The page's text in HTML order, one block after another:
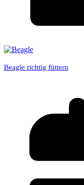
Beagle richtig füttern